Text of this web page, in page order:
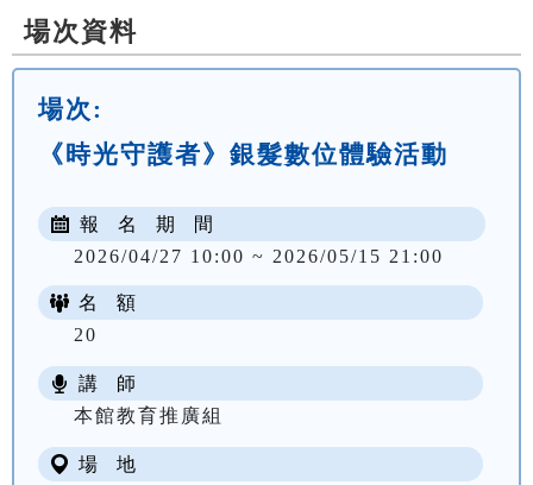
場次資料
場次:
《時光守護者》銀髮數位體驗活動
報 名 期 間
2026/04/27 10:00 ~ 2026/05/15 21:00
名 額
20
講 師
本館教育推廣組
場 地